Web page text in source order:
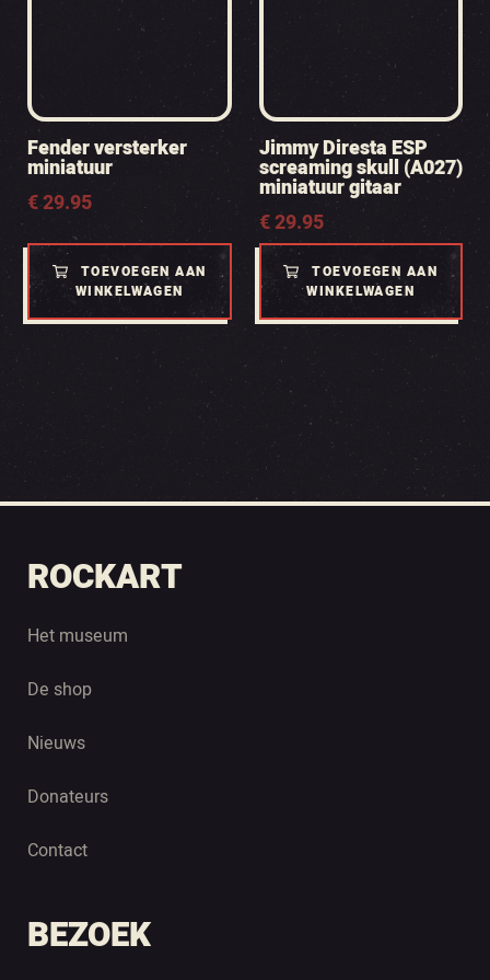
Fender versterker
miniatuur
€29.95
TOEVOEGEN AAN
WINKELWAGEN
Jimmy Diresta ESP
screaming skull (A027)
miniatuur gitaar
€29.95
TOEVOEGEN AAN
WINKELWAGEN
ROCKART
Het museum
De shop
Nieuws
Donateurs
Contact
BEZOEK